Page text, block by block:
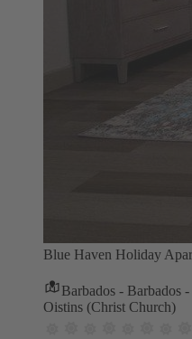
Blue Haven Holiday
Barbados - Barbados
Oistins (Christ Church)